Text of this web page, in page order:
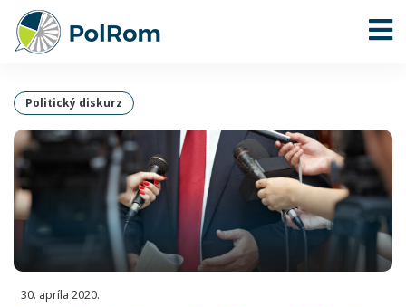
Politický diskurz
30. apríla 2020.